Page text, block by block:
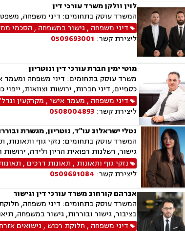
לוין וולקן משרד עורכי דין
המשרד עוסק בתחומים: דיני משפחה, משפט
דיני משפחה ,גישור במשפחה , הסכמי
ליצירת קשר: 0509693001
מוטי ימין חברת עורכי דין ונוטריון
משרד עוסק בתחומים: דיני משפחה ומעמד
כספיים, דיני חברות, ירושות וצוואות,
דיני משפחה , מעמד אישי, מקרקעין
ליצירת קשר: 0508004893
נטלי ישראלוב עו"ד, נוטריון, מגשרת
המשרד עוסק בתחומים: נזקי גוף ותאונות,
גישור, רשלנות רפואית הריון ולידה,
נזקי גוף ותאונות , תאונות דרכים ,
ליצירת קשר: 0509691084
אברהם קורחוב משרד עורכי דין וגישור
המשרד עוסק בתחומים: דיני משפחה, חלוקת
בציבור, גישור ובוררות, גישור במשפחה,
דיני משפחה , חלוקת רכוש , נישואים